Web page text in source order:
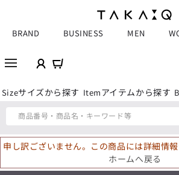
BRAND BUSINESS MEN
Sizeサイズから探す Itemアイテムから探す
商品番号・商品名・キーワード等
申し訳ございません。この商品には詳細情報
ホームへ戻る